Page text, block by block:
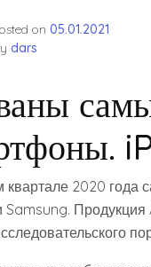
on 05.01.2021
dars
квартале 2020
Samsung. Продукция